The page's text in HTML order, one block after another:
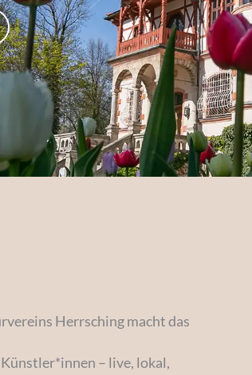
Herrsching macht das
– live, lokal,